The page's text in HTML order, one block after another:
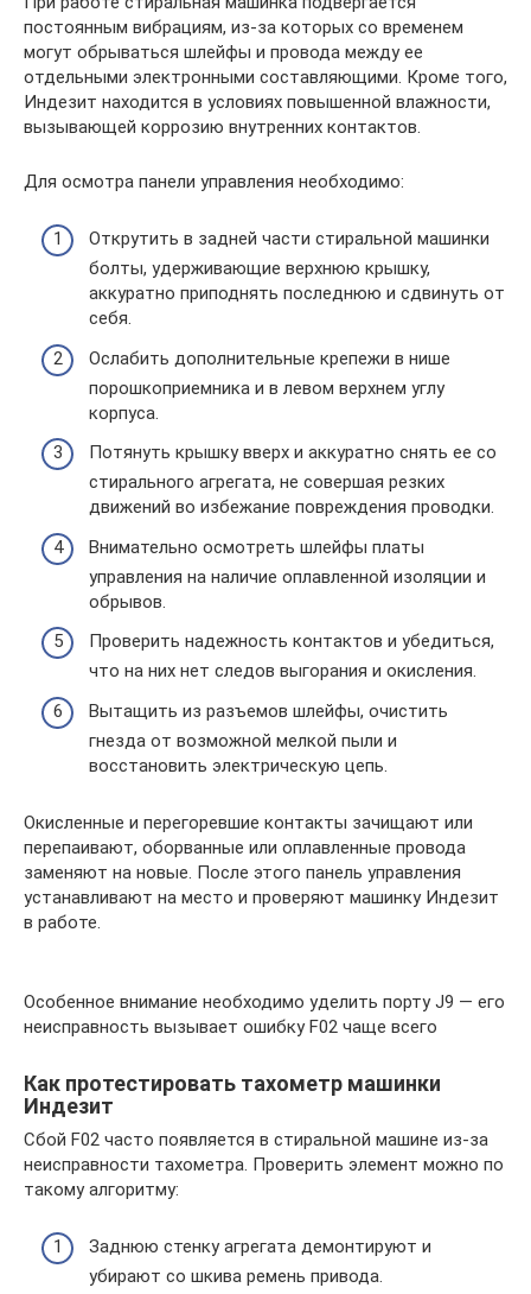
постоянным вибрациям, из-за которых со временем
могут обрываться шлейфы и провода между ее
отдельными электронными составляющими. Кроме того,
Индезит находится в условиях повышенной влажности,
вызывающей коррозию внутренних контактов.
Для осмотра панели управления необходимо:
Открутить в задней части стиральной машинки
болты, удерживающие верхнюю крышку,
аккуратно приподнять последнюю и сдвинуть от
себя.
Ослабить дополнительные крепежи в нише
порошкоприемника и в левом верхнем углу
корпуса.
Потянуть крышку вверх и аккуратно снять ее со
стирального агрегата, не совершая резких
движений во избежание повреждения проводки.
Внимательно осмотреть шлейфы платы
управления на наличие оплавленной изоляции и
обрывов.
Проверить надежность контактов и убедиться,
что на них нет следов выгорания и окисления.
Вытащить из разъемов шлейфы, очистить
гнезда от возможной мелкой пыли и
восстановить электрическую цепь.
Окисленные и перегоревшие контакты зачищают или
перепаивают, оборванные или оплавленные провода
заменяют на новые. После этого панель управления
устанавливают на место и проверяют машинку Индезит
в работе.
Особенное внимание необходимо уделить порту J9 — его
неисправность вызывает ошибку F02 чаще всего
Как протестировать тахометр машинки
Индезит
Сбой F02 часто появляется в стиральной машине из-за
неисправности тахометра. Проверить элемент можно по
такому алгоритму:
Заднюю стенку агрегата демонтируют и
убирают со шкива ремень привода.